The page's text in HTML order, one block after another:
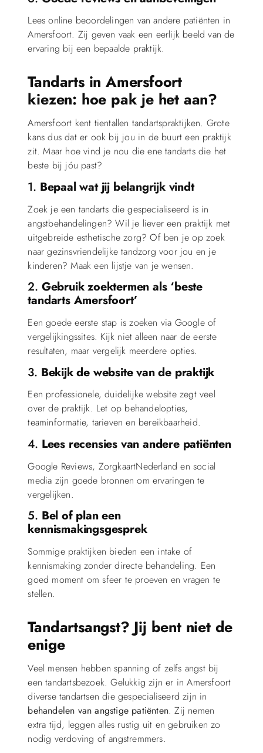
Lees online beoordelingen van andere patiënten in
Amersfoort. Zij geven vaak een eerlijk beeld van de
ervaring bij een bepaalde praktijk.
Tandarts in Amersfoort
kiezen: hoe pak je het aan?
Amersfoort kent tientallen tandartspraktijken. Grote
kans dus dat er ook bij jou in de buurt een praktijk
zit. Maar hoe vind je nou die ene tandarts die het
beste bij jóu past?
1. Bepaal wat jij belangrijk vindt
Zoek je een tandarts die gespecialiseerd is in
angstbehandelingen? Wil je liever een praktijk met
uitgebreide esthetische zorg? Of ben je op zoek
naar gezinsvriendelijke tandzorg voor jou en je
kinderen? Maak een lijstje van je wensen.
2. Gebruik zoektermen als ‘beste
tandarts Amersfoort’
Een goede eerste stap is zoeken via Google of
vergelijkingssites. Kijk niet alleen naar de eerste
resultaten, maar vergelijk meerdere opties.
3. Bekijk de website van de praktijk
Een professionele, duidelijke website zegt veel
over de praktijk. Let op behandelopties,
teaminformatie, tarieven en bereikbaarheid.
4. Lees recensies van andere patiënten
Google Reviews, ZorgkaartNederland en social
media zijn goede bronnen om ervaringen te
vergelijken.
5. Bel of plan een
kennismakingsgesprek
Sommige praktijken bieden een intake of
kennismaking zonder directe behandeling. Een
goed moment om sfeer te proeven en vragen te
stellen.
Tandartsangst? Jij bent niet de
enige
Veel mensen hebben spanning of zelfs angst bij
een tandartsbezoek. Gelukkig zijn er in Amersfoort
diverse tandartsen die gespecialiseerd zijn in
behandelen van angstige patiënten. Zij nemen
extra tijd, leggen alles rustig uit en gebruiken zo
nodig verdoving of angstremmers.